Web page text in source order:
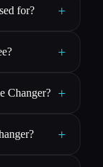
for? +
+
Changer? +
+